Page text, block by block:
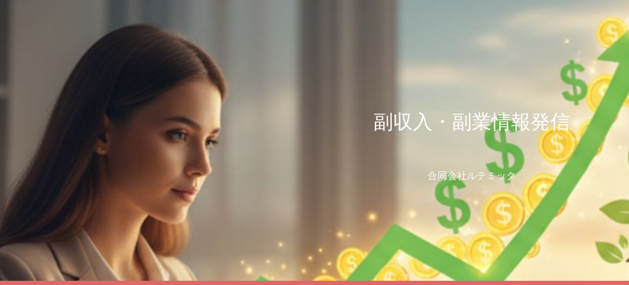
副収入・副業情報発信
合同会社ルテミック